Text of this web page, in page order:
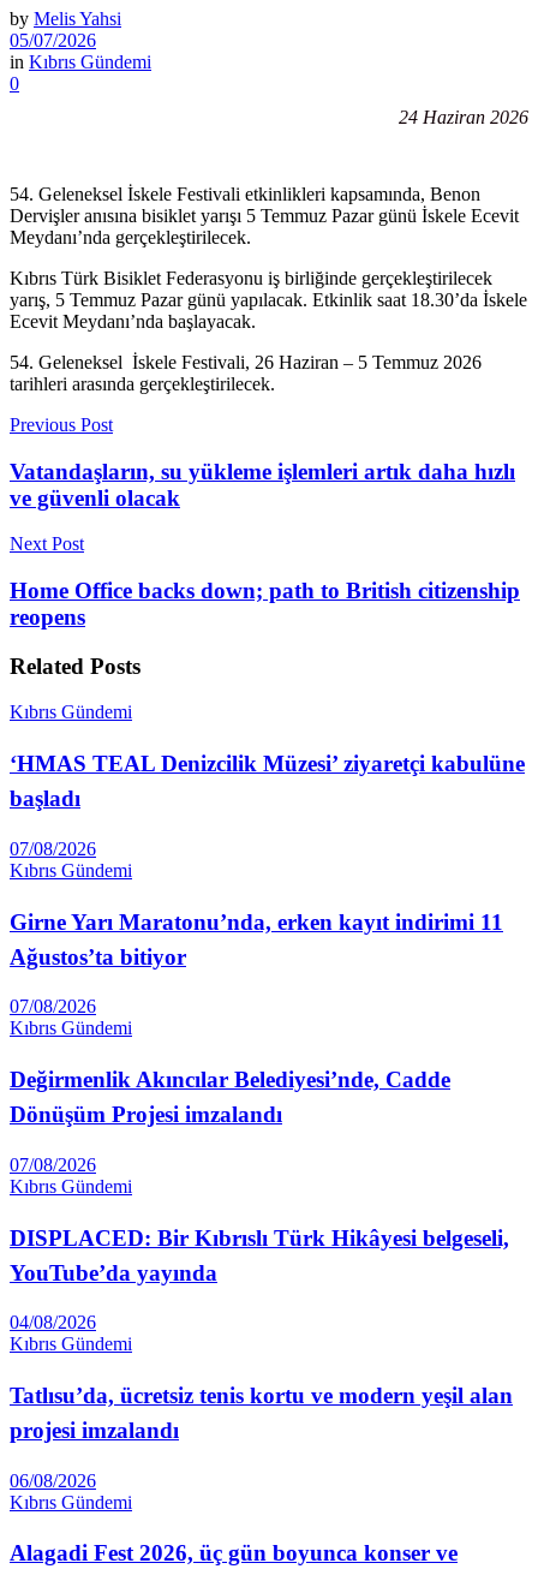
by Melis Yahsi
05/07/2026
in Kıbrıs Gündemi
0
24 Haziran 2026
54. Geleneksel İskele Festivali etkinlikleri kapsamında, Benon
Dervişler anısına bisiklet yarışı 5 Temmuz Pazar günü İskele Ecevit
Meydanı’nda gerçekleştirilecek.
Kıbrıs Türk Bisiklet Federasyonu iş birliğinde gerçekleştirilecek
yarış, 5 Temmuz Pazar günü yapılacak. Etkinlik saat 18.30’da İskele
Ecevit Meydanı’nda başlayacak.
54. Geleneksel İskele Festivali, 26 Haziran – 5 Temmuz 2026
tarihleri arasında gerçekleştirilecek.
Previous Post
Vatandaşların, su yükleme işlemleri artık daha hızlı
ve güvenli olacak
Next Post
Home Office backs down; path to British citizenship
reopens
Related Posts
Kıbrıs Gündemi
‘HMAS TEAL Denizcilik Müzesi’ ziyaretçi kabulüne
başladı
07/08/2026
Kıbrıs Gündemi
Girne Yarı Maratonu’nda, erken kayıt indirimi 11
Ağustos’ta bitiyor
07/08/2026
Kıbrıs Gündemi
Değirmenlik Akıncılar Belediyesi’nde, Cadde
Dönüşüm Projesi imzalandı
07/08/2026
Kıbrıs Gündemi
DISPLACED: Bir Kıbrıslı Türk Hikâyesi belgeseli,
YouTube’da yayında
04/08/2026
Kıbrıs Gündemi
Tatlısu’da, ücretsiz tenis kortu ve modern yeşil alan
projesi imzalandı
06/08/2026
Kıbrıs Gündemi
Alagadi Fest 2026, üç gün boyunca konser ve